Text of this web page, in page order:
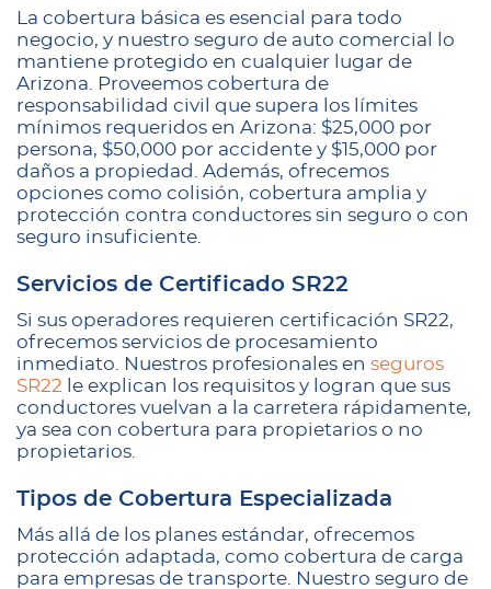
La cobertura básica es esencial para todo
negocio, y nuestro seguro de auto comercial lo
mantiene protegido en cualquier lugar de
Arizona. Proveemos cobertura de
responsabilidad civil que supera los límites
mínimos requeridos en Arizona: $25,000 por
persona, $50,000 por accidente y $15,000 por
daños a propiedad. Además, ofrecemos
opciones como colisión, cobertura amplia y
protección contra conductores sin seguro o con
seguro insuficiente.
Servicios de Certificado SR22
Si sus operadores requieren certificación SR22,
ofrecemos servicios de procesamiento
inmediato. Nuestros profesionales en seguros
SR22 le explican los requisitos y logran que sus
conductores vuelvan a la carretera rápidamente,
ya sea con cobertura para propietarios o no
propietarios.
Tipos de Cobertura Especializada
Más allá de los planes estándar, ofrecemos
protección adaptada, como cobertura de carga
para empresas de transporte. Nuestro seguro de